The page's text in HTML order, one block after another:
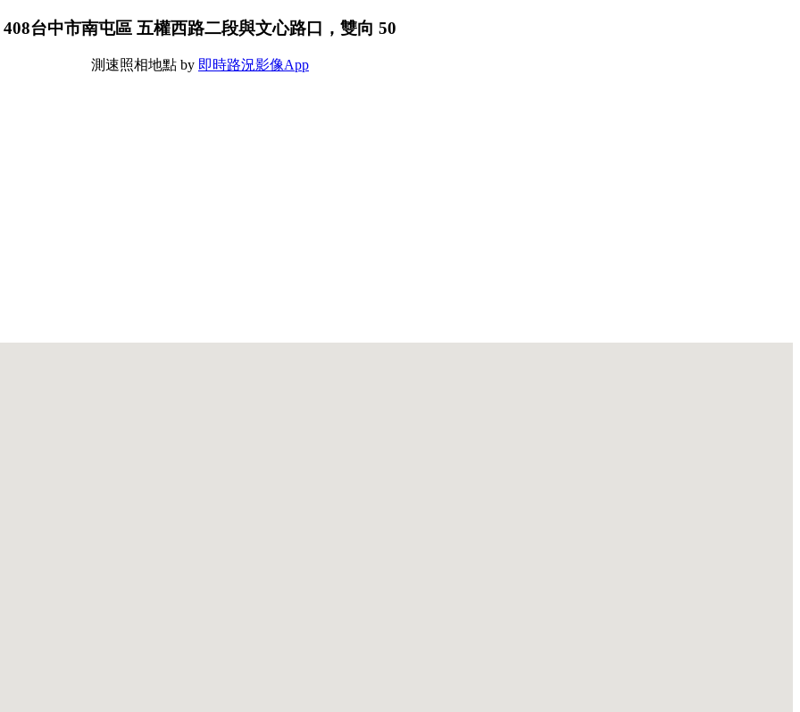
408台中市南屯區 五權西路二段與文心路口，雙向 50
測速照相地點 by 即時路況影像App